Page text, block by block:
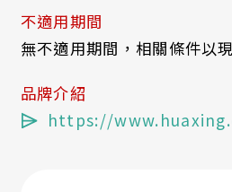
不適用期間
無不適用期間，相關條件以
品牌介紹
https://